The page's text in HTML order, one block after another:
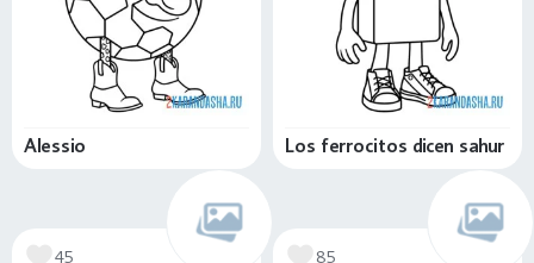
Alessio Los ferrocitos dicen sahur
45 85